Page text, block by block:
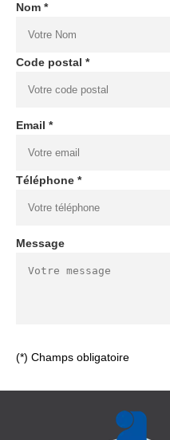
Nom *
Code postal *
Email *
Téléphone *
Message
(*) Champs obligatoire